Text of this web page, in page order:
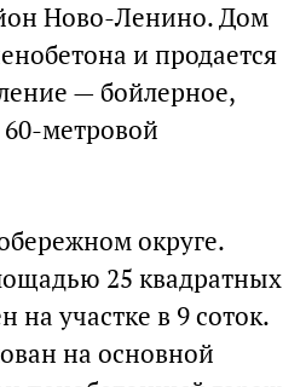
Ново-Ленино. Дом
и продается
— бойлерное,
60-метровой
округе.
25 квадратных
на участке в 9 соток.
на основной